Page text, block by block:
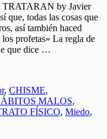
by Javier
todas las cosas que
así también haced
profetas» La regla de
que dice …
, CHISME,
MALOS,
FÍSICO, Miedo,